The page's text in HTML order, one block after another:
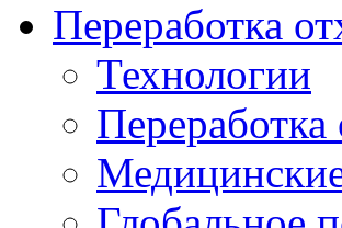
Переработка
Технологии
Переработка